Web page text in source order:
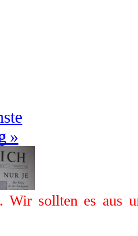
. Wir sollten es aus